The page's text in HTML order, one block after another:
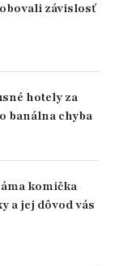
závislosť
banálna chyba
komička
a jej dôvod vás